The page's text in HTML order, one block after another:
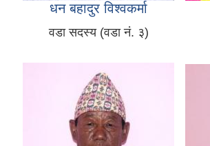
धन बहादुर विश्वकर्मा
वडा सदस्य (वडा नं. ३)